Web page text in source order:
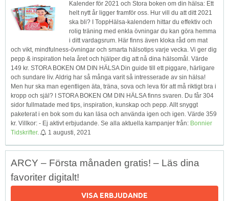
Kalender för 2021 och Stora boken om din hälsa: Ett
helt nytt år ligger framför oss. Hur vill du att ditt 2021
ska bli? I ToppHälsa-kalendern hittar du effektiv och
rolig träning med enkla övningar du kan göra hemma
i ditt vardagsrum. Här finns även kloka råd om mat
och vikt, mindfulness-övningar och smarta hälsotips varje vecka. Vi ger dig
pepp & inspiration hela året och hjälper dig att nå dina hälsomål. Värde
149 kr. STORA BOKEN OM DIN HÄLSA Din guide till ett piggare, härligare
och sundare liv. Aldrig har så många varit så intresserade av sin hälsa!
Men hur ska man egentligen äta, träna, sova och leva för att må riktigt bra i
kropp och själ? I STORA BOKEN OM DIN HÄLSA finns svaren. Du får 304
sidor fullmatade med tips, inspiration, kunskap och pepp. Allt snyggt
paketerat i en bok som du kan läsa och använda igen och igen. Värde 359
kr. Villkor: - Ej aktivt erbjudande. Se alla aktuella kampanjer från: Bonnier
Tidskrifter. 1 augusti, 2021
ARCY – Första månaden gratis! – Läs dina
favoriter digitalt!
VISA ERBJUDANDE